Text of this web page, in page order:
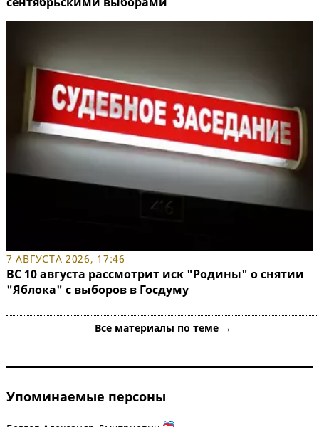
7 АВГУСТА 2026, 17:46
ВС 10 августа рассмотрит иск "Родины" о снятии
"Яблока" с выборов в Госдуму
Все материалы по теме →
Упоминаемые персоны